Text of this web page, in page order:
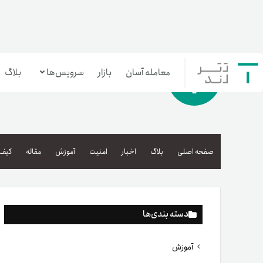
معامله آسان بازار سرویس‌ها
بازار تترلند
سرمایه‌گذاری آسان
بلاگ
صفحه اصلی بلاگ اخبار امنیت آموزش مقاله
دسته بندی‌ها
آموزش